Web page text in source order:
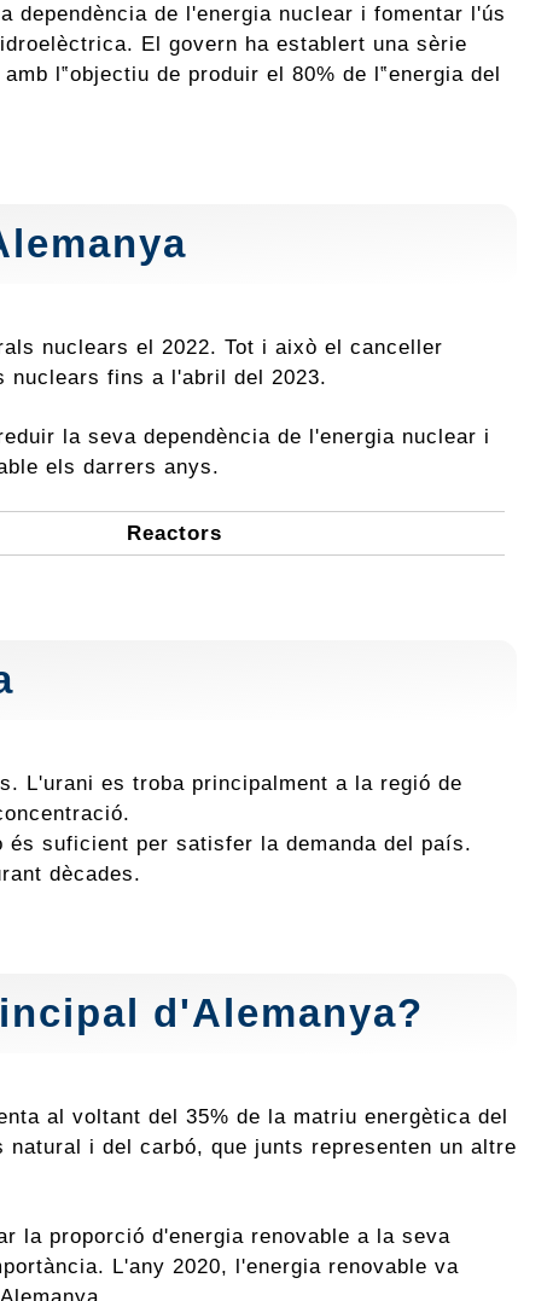
dependència de l'energia nuclear i fomentar l'ús
El govern ha establert una sèrie
l‟objectiu de produir el 80% de l‟energia del
nuclears el 2022. Tot i això el canceller
nuclears fins a l'abril del 2023.
la seva dependència de l'energia nuclear i
els darrers anys.
Reactors
L'urani es troba principalment a la regió de
suficient per satisfer la demanda del país.
dècades.
d'Alemanya?
al voltant del 35% de la matriu energètica del
natural i del carbó, que junts representen un altre
la proporció d'energia renovable a la seva
L'any 2020, l'energia renovable va